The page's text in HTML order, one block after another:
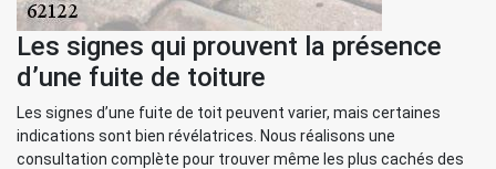
Les signes qui prouvent la présence
d’une fuite de toiture
Les signes d’une fuite de toit peuvent varier, mais certaines
indications sont bien révélatrices. Nous réalisons une
consultation complète pour trouver même les plus cachés des